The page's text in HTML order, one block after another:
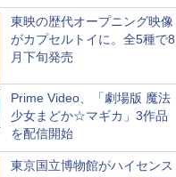
東映の歴代オープニング映像
がカプセルトイに。全5種で8
月下旬発売
Prime Video、「劇場版 魔法
少女まどか☆マギカ」3作品
を配信開始
東京国立博物館がハイセンス